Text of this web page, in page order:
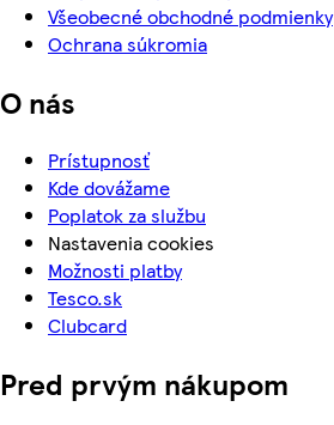
Všeobecné obchodné podmienky
Ochrana súkromia
O nás
Prístupnosť
Kde dovážame
Poplatok za službu
Nastavenia cookies
Možnosti platby
Tesco.sk
Clubcard
Pred prvým nákupom